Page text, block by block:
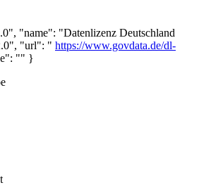
"name": "Datenlizenz Deutschland
"url": " https://www.govdata.de/dl-
"" }